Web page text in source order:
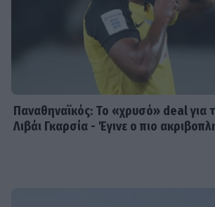
Παναθηναϊκός: Το «χρυσό» deal για
Λιβάι Γκαρσία - Έγινε ο πιο